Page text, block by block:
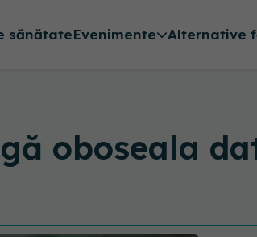
sănătateEvenimente Alternative
oboseala